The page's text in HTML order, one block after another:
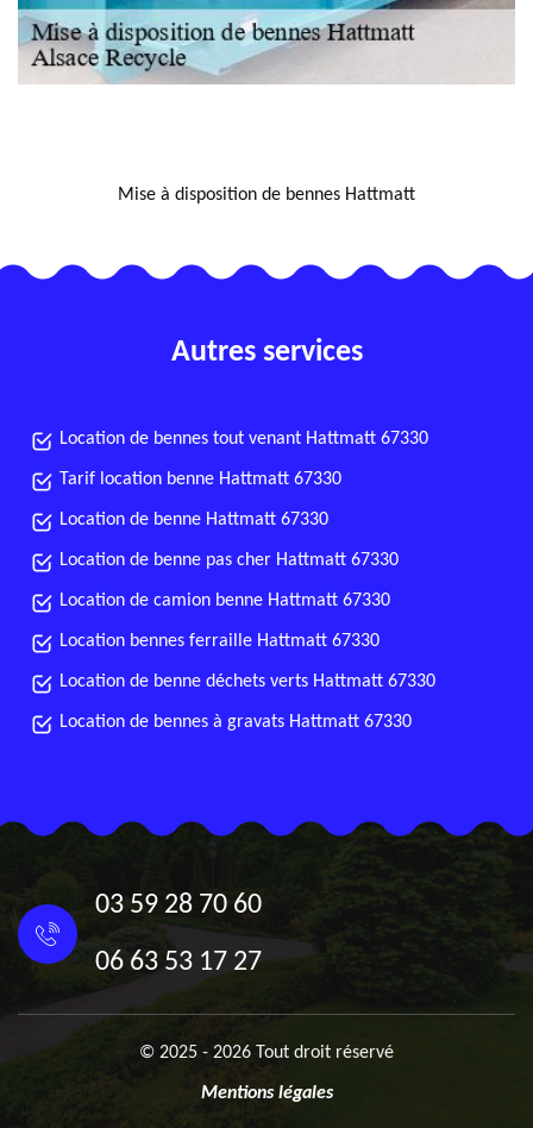
Mise à disposition de bennes Hattmatt
Autres services
Location de bennes tout venant Hattmatt 67330
Tarif location benne Hattmatt 67330
Location de benne Hattmatt 67330
Location de benne pas cher Hattmatt 67330
Location de camion benne Hattmatt 67330
Location bennes ferraille Hattmatt 67330
Location de benne déchets verts Hattmatt 67330
Location de bennes à gravats Hattmatt 67330
03 59 28 70 60
06 63 53 17 27
© 2025 - 2026 Tout droit réservé
Mentions légales